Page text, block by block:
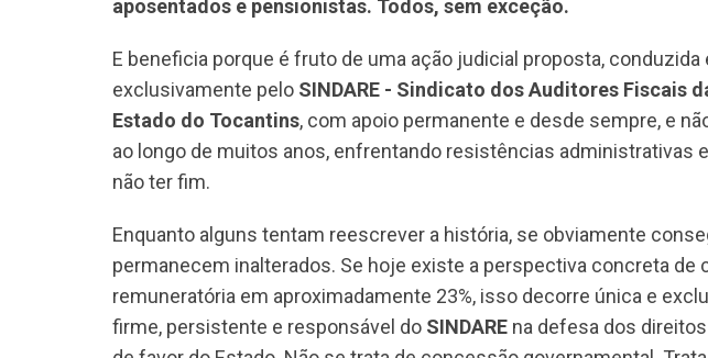
aposentados e pensionistas. Todos, sem exceção.
E beneficia porque é fruto de uma ação judicial proposta, conduzida
exclusivamente pelo SINDARE - Sindicato dos Auditores Fiscais
Estado do Tocantins, com apoio permanente e desde sempre, e
ao longo de muitos anos, enfrentando resistências administrativas
não ter fim.
Enquanto alguns tentam reescrever a história, se obviamente
permanecem inalterados. Se hoje existe a perspectiva concreta de
remuneratória em aproximadamente 23%, isso decorre única e
firme, persistente e responsável do SINDARE na defesa dos